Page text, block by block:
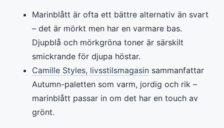
Marinblått är ofta ett bättre alternativ än svart
– det är mörkt men har en varmare bas.
Djupblå och mörkgröna toner är särskilt
smickrande för djupa höstar.
Camille Styles, livsstilsmagasin sammanfattar
Autumn-paletten som varm, jordig och rik –
marinblått passar in om det har en touch av
grönt.